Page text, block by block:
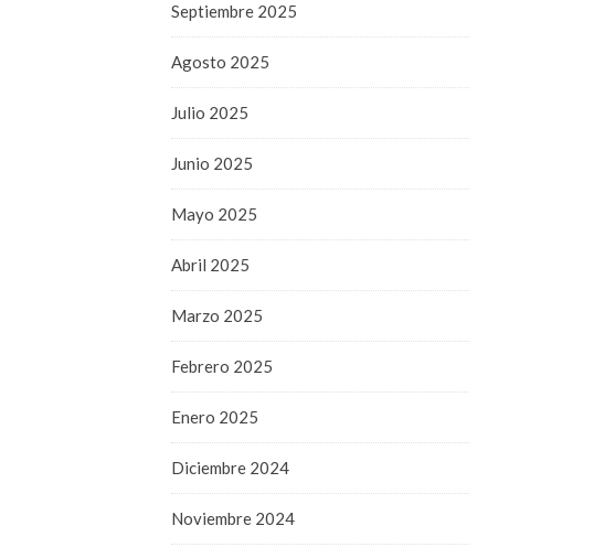
Septiembre 2025
Agosto 2025
Julio 2025
Junio 2025
Mayo 2025
Abril 2025
Marzo 2025
Febrero 2025
Enero 2025
Diciembre 2024
Noviembre 2024